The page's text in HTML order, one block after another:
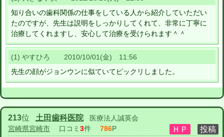
知り合いの歯科関係の仕事をしている人から紹介していただい
たのですが、先生は説明をしっかりしてくれて、非常に丁寧に
治療してくれますし、安心して治療を受けられます＾＾
(1) やすひろ 2010/10/01(金) 11:56
先生の顔がジョンウンに似ていてビックリしました。
213位 土田歯科医院
医療法人誠英会
宮崎県宮崎市 口コミ 3件 786P